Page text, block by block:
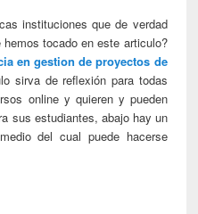
instituciones que de verdad
tocado en este articulo?
en gestion de proyectos de
sirva de reflexión para todas
online y quieren y pueden
sus estudiantes, abajo hay un
del cual puede hacerse